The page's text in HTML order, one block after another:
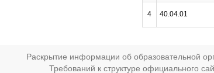
4 40.04.01
Раскрытие информации об образовательной
Требований к структуре официального